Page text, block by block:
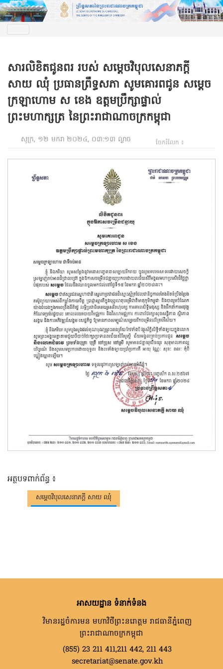
សារលិខិតជូនពរ របស់ សម្តេចវិបុលសេនាភក្តី
សាយ ឈុំ ប្រធានព្រឹទ្ធសភា សូមគោរពជូន សម្តេច
ក្រឡាហោម ស ខេង ឧត្តមប្រឹក្សាផ្ទាល់
ព្រះមហាក្សត្រ នៃព្រះរាជាណាចក្រកម្ពុជា
សុក្រ, ១២ មករា ២០២៤, ០៣:១៣ ល្ងាច ចែករំលែក ៖
អត្ថបទពាក់ព័ន្ធ ៖
សម្តេចវិបុលសេនាភក្តី សាយ ឈុំ
អាសយដ្ឋាន ទំនាក់ទំនង
វិមានរដ្ឋចំការមន មហាវិថីព្រះនរោត្តម រាជធានីភ្នំពេញ
ព្រះរាជាណាចក្រកម្ពុជា
(855) 23 211 411,211 442, 211 443
secretariat@senate.gov.kh